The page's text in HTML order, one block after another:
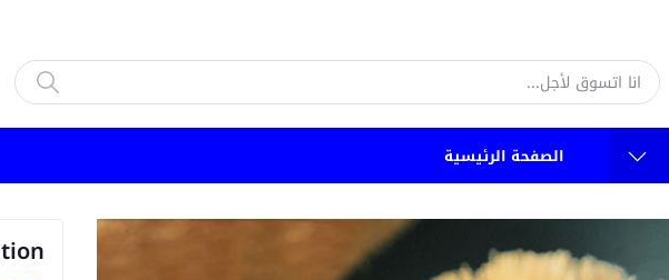
الصفحة الرئيسية